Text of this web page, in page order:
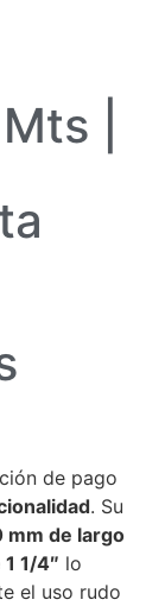
|
de pago
. Su
mm de largo
1/4″ lo
el uso rudo